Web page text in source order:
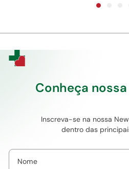
Conheça
Inscreva-se na nossa
dentro das